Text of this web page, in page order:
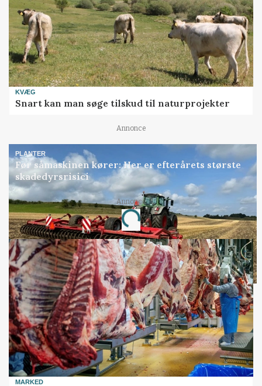
KVÆG
Snart kan man søge tilskud til naturprojekter
Annonce
PLANTER
Før såmaskinen kører: Her er efterårets største
skadedyrsrisici
Annonce
Loading...
MARKED